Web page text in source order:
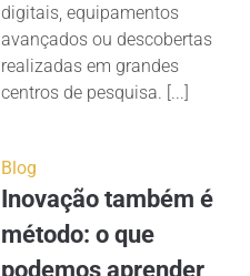
digitais, equipamentos
avançados ou descobertas
realizadas em grandes
centros de pesquisa. [...]
Blog
Inovação também é
método: o que
podemos aprender